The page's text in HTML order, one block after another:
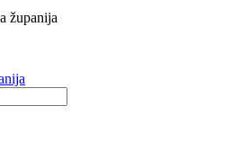
županija